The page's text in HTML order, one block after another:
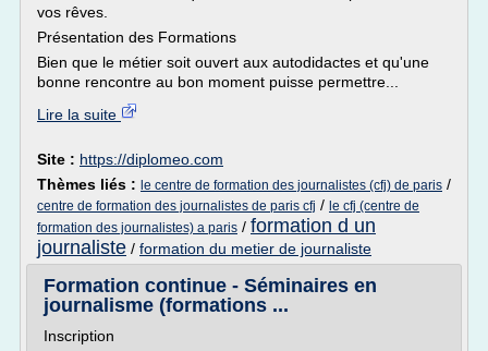
vos rêves.
Présentation des Formations
Bien que le métier soit ouvert aux autodidactes et qu'une
bonne rencontre au bon moment puisse permettre...
Lire la suite
Site : https://diplomeo.com
Thèmes liés : le centre de formation des journalistes (cfj) de paris /
centre de formation des journalistes de paris cfj / le cfj (centre de
formation des journalistes) a paris / formation d un
journaliste / formation du metier de journaliste
Formation continue - Séminaires en
journalisme (formations ...
Inscription